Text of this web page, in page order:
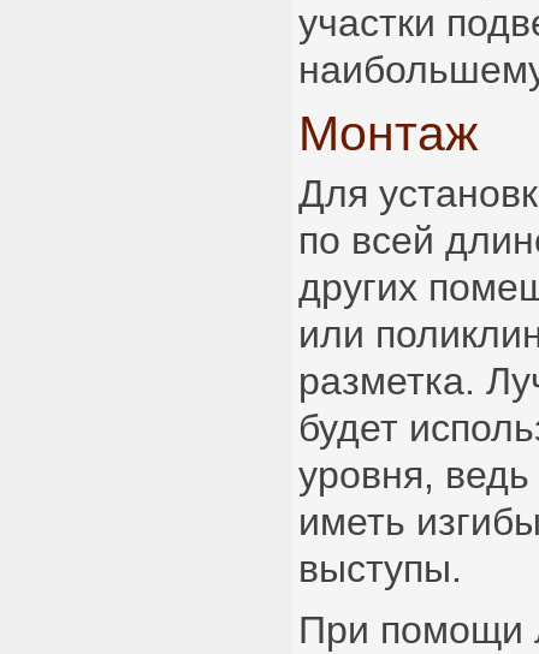
участки
Монтаж
Для
по всей
других
или
разметка.
будет
уровня,
иметь
выступы.
При помощи